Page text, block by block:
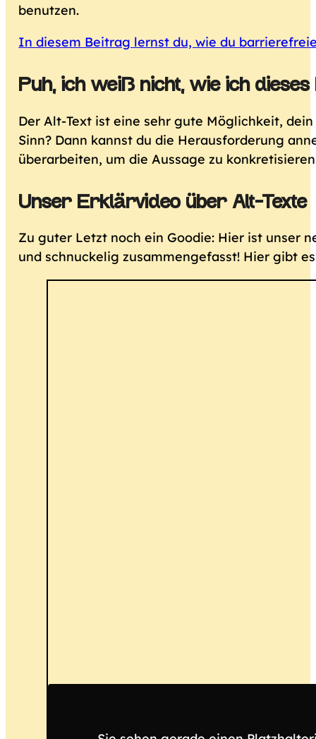
benutzen.
In diesem Beitrag lernst du, wie du
Puh, ich weiß nicht, wie ich
Der Alt-Text ist eine sehr gute Möglichkeit,
Sinn? Dann kannst du die Herausforderung
überarbeiten, um die Aussage zu
Unser Erklärvideo über Alt-Texte
Zu guter Letzt noch ein Goodie: Hier ist unser
und schnuckelig zusammengefasst! Hier gibt